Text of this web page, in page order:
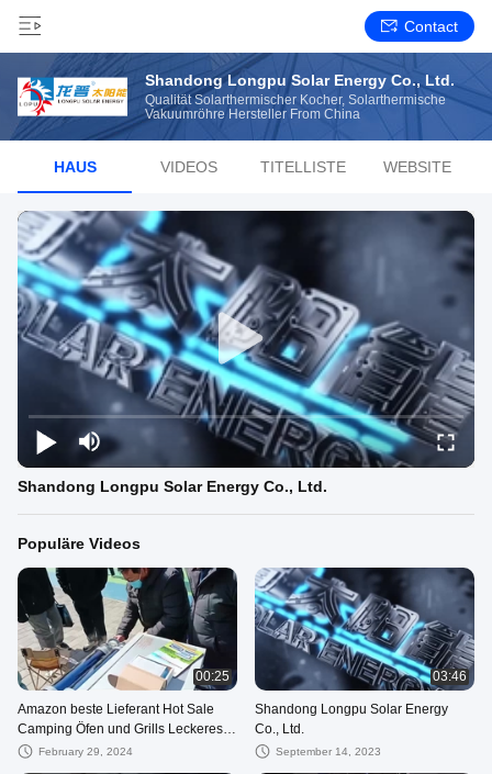
Contact
Shandong Longpu Solar Energy Co., Ltd.
Qualität Solarthermischer Kocher, Solarthermische
Vakuumröhre Hersteller From China
HAUS VIDEOS TITELLISTE WEBSITE
Shandong Longpu Solar Energy Co., Ltd.
Populäre Videos
00:25
Amazon beste Lieferant Hot Sale
Camping Öfen und Grills Leckeres
Essen Kochen Mit Sonnenofen
February 29, 2024
03:46
Shandong Longpu Solar Energy
Co., Ltd.
September 14, 2023